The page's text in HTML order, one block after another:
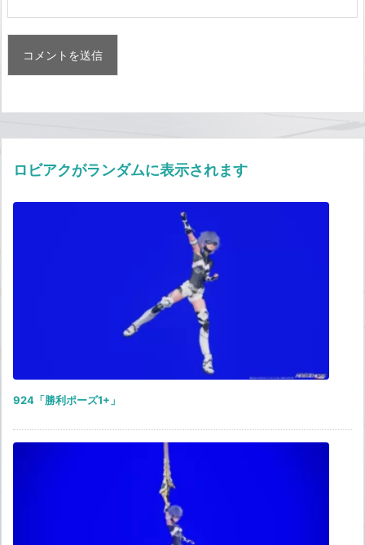
ロビアクがランダムに表示されます
924「勝利ポーズ1+」